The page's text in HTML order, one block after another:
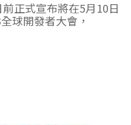
正式宣布將在5月10日
球開發者大會，